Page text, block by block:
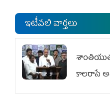
ఇటీవలి వార్తలు
కాలరాసే